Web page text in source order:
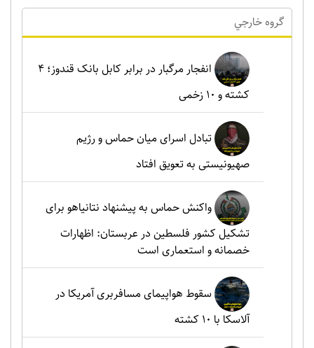
گروه خارجي
انفجار مرگبار در برابر کابل بانک قندوز؛ ۴
کشته و ۱۰ زخمی
تبادل اسرای میان حماس و رژیم
صهیونیستی به تعویق افتاد
واکنش حماس به پیشنهاد نتانیاهو برای
تشکیل کشور فلسطین در عربستان: اظهارات
خصمانه و استعماری است
سقوط هواپیمای مسافربری آمریکا در
آلاسکا با ۱۰ کشته